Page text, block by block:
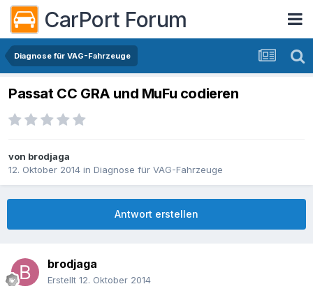
CarPort Forum
Diagnose für VAG-Fahrzeuge
Passat CC GRA und MuFu codieren
von brodjaga
12. Oktober 2014 in Diagnose für VAG-Fahrzeuge
Antwort erstellen
brodjaga
Erstellt 12. Oktober 2014